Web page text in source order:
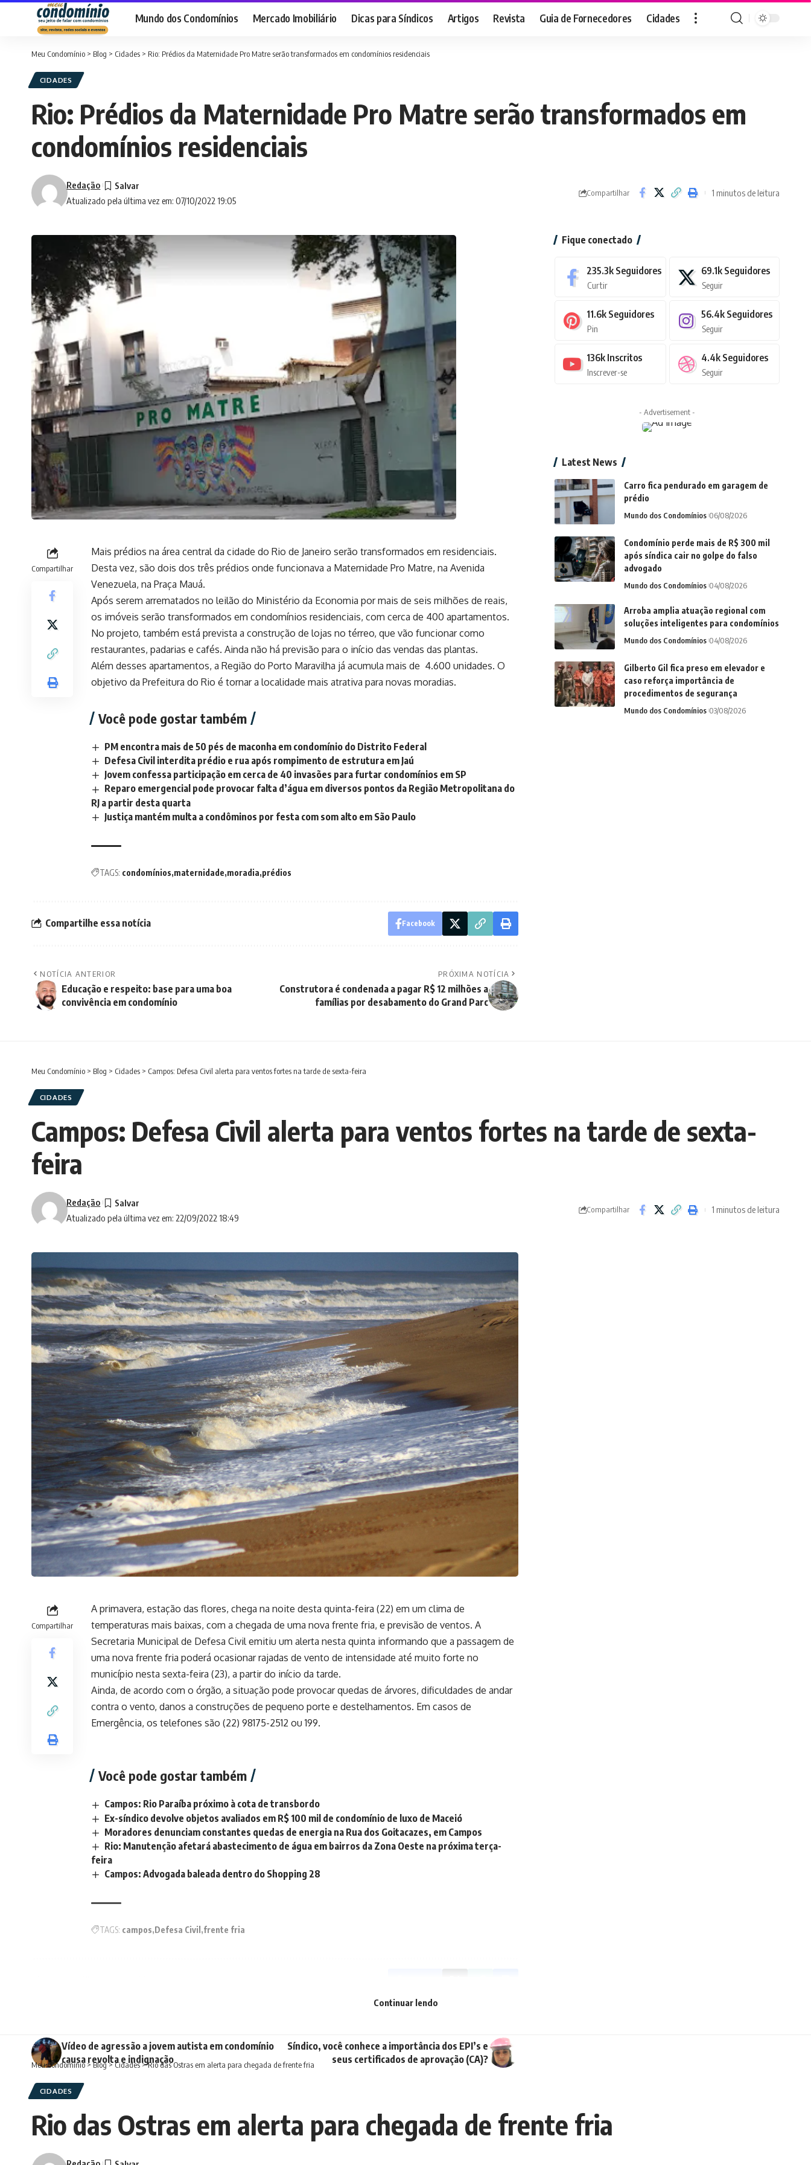
Mundo dos Condomínios Mercado Imobiliário Dicas para Síndicos Artigos Revista Guia de Fornecedores Cidades
Meu Condomínio > Blog > Cidades > Rio: Prédios da Maternidade Pro Matre serão transformados em condomínios residenciais
CIDADES
Rio: Prédios da Maternidade Pro Matre serão transformados em
condomínios residenciais
Atualizado pela última vez em: 07/10/2022 19:05
Redação
Compartilhar 1 minutos de leitura
Compartilhar
Mais prédios na área central da cidade do Rio de Janeiro serão transformados em residenciais.
Desta vez, são dois dos três prédios onde funcionava a Maternidade Pro Matre, na Avenida
Venezuela, na Praça Mauá.
Após serem arrematados no leilão do Ministério da Economia por mais de seis milhões de reais,
os imóveis serão transformados em condomínios residenciais, com cerca de 400 apartamentos.
No projeto, também está prevista a construção de lojas no térreo, que vão funcionar como
restaurantes, padarias e cafés. Ainda não há previsão para o início das vendas das plantas.
Além desses apartamentos, a Região do Porto Maravilha já acumula mais de 4.600 unidades. O
objetivo da Prefeitura do Rio é tornar a localidade mais atrativa para novas moradias.
Você pode gostar também
PM encontra mais de 50 pés de maconha em condomínio do Distrito Federal
Defesa Civil interdita prédio e rua após rompimento de estrutura em Jaú
Jovem confessa participação em cerca de 40 invasões para furtar condomínios em SP
Reparo emergencial pode provocar falta d’água em diversos pontos da Região Metropolitana do
RJ a partir desta quarta
Justiça mantém multa a condôminos por festa com som alto em São Paulo
TAGS: condomínios maternidade moradia prédios
Compartilhe essa notícia Facebook
NOTÍCIA ANTERIOR
Educação e respeito: base para uma boa
convivência em condomínio
PRÓXIMA NOTÍCIA
Construtora é condenada a pagar R$ 12 milhões a
famílias por desabamento do Grand Parc
Fique conectado
235.3k Seguidores
Curtir
69.1k Seguidores
Seguir
11.6k Seguidores
Pin
56.4k Seguidores
Seguir
136k Inscritos
Inscrever-se
4.4k Seguidores
Seguir
- Advertisement -
Latest News
Carro fica pendurado em garagem de
prédio
Mundo dos Condomínios 06/08/2026
Condomínio perde mais de R$ 300 mil
após síndica cair no golpe do falso
advogado
Mundo dos Condomínios 04/08/2026
Arroba amplia atuação regional com
soluções inteligentes para condomínios
Mundo dos Condomínios 04/08/2026
Gilberto Gil fica preso em elevador e
caso reforça importância de
procedimentos de segurança
Mundo dos Condomínios 03/08/2026
Meu Condomínio > Blog > Cidades > Campos: Defesa Civil alerta para ventos fortes na tarde de sexta-feira
CIDADES
Campos: Defesa Civil alerta para ventos fortes na tarde de sexta-
feira
Atualizado pela última vez em: 22/09/2022 18:49
Redação
Compartilhar 1 minutos de leitura
Compartilhar
A primavera, estação das flores, chega na noite desta quinta-feira (22) em um clima de
temperaturas mais baixas, com a chegada de uma nova frente fria, e previsão de ventos. A
Secretaria Municipal de Defesa Civil emitiu um alerta nesta quinta informando que a passagem de
uma nova frente fria poderá ocasionar rajadas de vento de intensidade até muito forte no
município nesta sexta-feira (23), a partir do início da tarde.
Ainda, de acordo com o órgão, a situação pode provocar quedas de árvores, dificuldades de andar
contra o vento, danos a construções de pequeno porte e destelhamentos. Em casos de
Emergência, os telefones são (22) 98175-2512 ou 199.
Você pode gostar também
Campos: Rio Paraíba próximo à cota de transbordo
Ex-síndico devolve objetos avaliados em R$ 100 mil de condomínio de luxo de Maceió
Moradores denunciam constantes quedas de energia na Rua dos Goitacazes, em Campos
Rio: Manutenção afetará abastecimento de água em bairros da Zona Oeste na próxima terça-
feira
Campos: Advogada baleada dentro do Shopping 28
TAGS: campos Defesa Civil frente fria
Vídeo de agressão a jovem autista em condomínio
causa revolta e indignação
Síndico, você conhece a importância dos EPI’s e
seus certificados de aprovação (CA)?
Continuar lendo
Meu Condomínio>Blog>Cidades>Rio das Ostras em alerta para chegada de frente fria
CIDADES
Rio das Ostras em alerta para chegada de frente fria